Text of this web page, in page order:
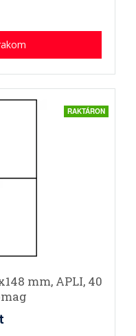
RAKTÁRON
mm, APLI, 40